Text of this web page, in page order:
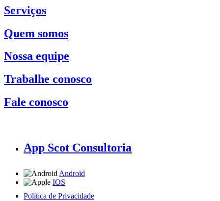
Serviços
Quem somos
Nossa equipe
Trabalhe conosco
Fale conosco
App Scot Consultoria
Android
IOS
Política de Privacidade